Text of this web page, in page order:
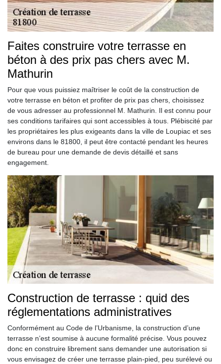
Faites construire votre terrasse en
béton à des prix pas chers avec M.
Mathurin
Pour que vous puissiez maîtriser le coût de la construction de
votre terrasse en béton et profiter de prix pas chers, choisissez
de vous adresser au professionnel M. Mathurin. Il est connu pour
ses conditions tarifaires qui sont accessibles à tous. Plébiscité par
les propriétaires les plus exigeants dans la ville de Loupiac et ses
environs dans le 81800, il peut être contacté pendant les heures
de bureau pour une demande de devis détaillé et sans
engagement.
Construction de terrasse : quid des
réglementations administratives
Conformément au Code de l’Urbanisme, la construction d’une
terrasse n’est soumise à aucune formalité précise. Vous pouvez
donc en construire librement sans demander une autorisation si
vous envisagez de créer une terrasse plain-pied, peu surélevé ou